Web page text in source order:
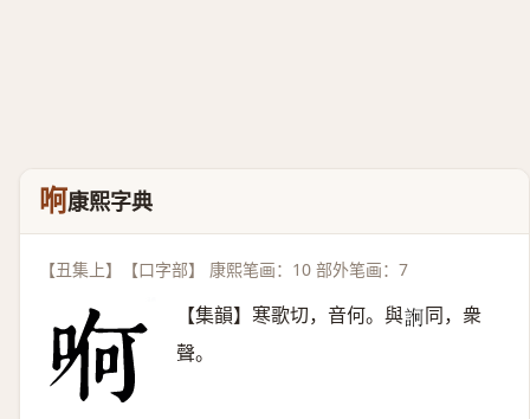
哬康熙字典
【丑集上】【口字部】 康熙笔画：10 部外笔画：7
【集韻】寒歌切，音何。與𧨂 同，衆
聲。